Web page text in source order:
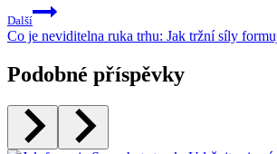
Další
Co je neviditelna ruka trhu: Jak tržní síly
Podobné příspěvky